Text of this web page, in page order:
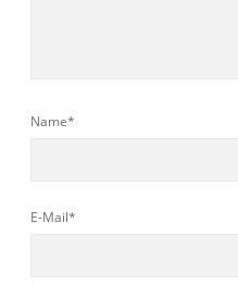
Name*
E-Mail*